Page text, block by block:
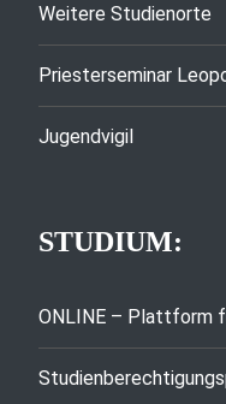
Weitere Studienorte
Priesterseminar
Jugendvigil
STUDIUM:
ONLINE – Plattform